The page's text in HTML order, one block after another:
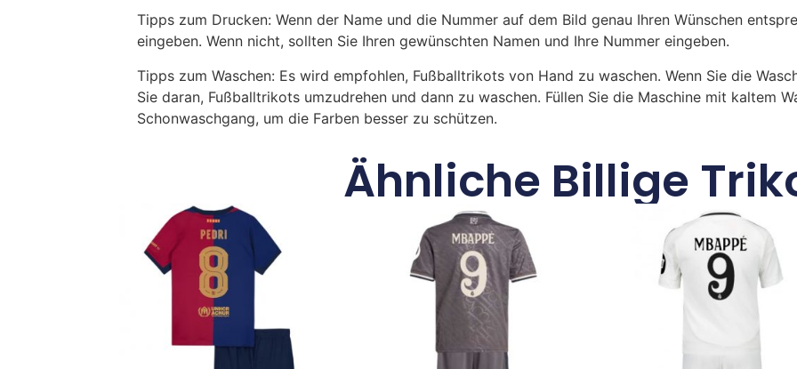
Tipps zum Drucken: Wenn der Name und die Nummer auf dem Bild genau Ihren Wünschen
eingeben. Wenn nicht, sollten Sie Ihren gewünschten Namen und Ihre Nummer eingeben.
Tipps zum Waschen: Es wird empfohlen, Fußballtrikots von Hand zu waschen. Wenn Sie die
Sie daran, Fußballtrikots umzudrehen und dann zu waschen. Füllen Sie die Maschine mit kaltem
Schonwaschgang, um die Farben besser zu schützen.
Ähnliche Billige